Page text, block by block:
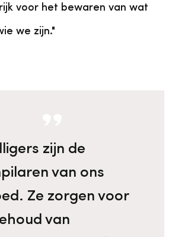
voor het bewaren van wat
we zijn."
zijn de
van ons
Ze zorgen voor
van